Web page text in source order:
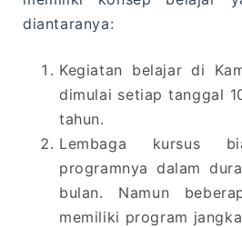
diantaranya:
Kegiatan belajar di
dimulai setiap tanggal
tahun.
Lembaga kursus
programnya dalam
bulan. Namun
memiliki program